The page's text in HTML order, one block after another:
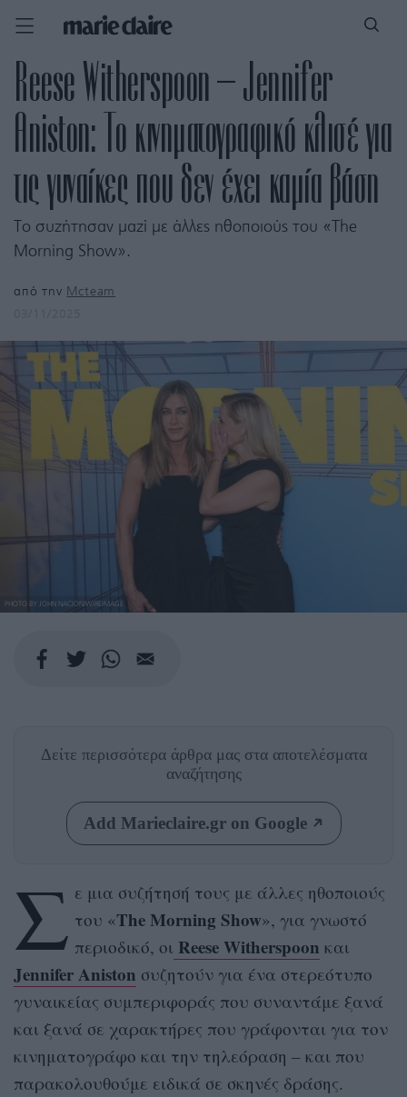
Reese Witherspoon – Jennifer
Aniston: Το κινηματογραφικό κλισέ για
τις γυναίκες που δεν έχει καμία βάση
Το συζήτησαν μαζί με άλλες ηθοποιούς του «The
Morning Show».
από την Mcteam
PHOTO BY JOHN NACION/WIREIMAGE
Δείτε περισσότερα άρθρα μας στα αποτελέσματα
αναζήτησης
Add Marieclaire.gr on Google
Σ ε μια συζήτησή τους με άλλες ηθοποιούς
του «The Morning Show», για γνωστό
περιοδικό, οι Reese Witherspoon και
Jennifer Aniston συζητούν για ένα στερεότυπο
γυναικείας συμπεριφοράς που συναντάμε ξανά
και ξανά σε χαρακτήρες που γράφονται για τον
κινηματογράφο και την τηλεόραση – και που
παρακολουθούμε ειδικά σε σκηνές δράσης.